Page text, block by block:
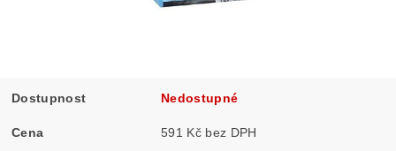
Dostupnost Nedostupné
Cena 591 Kč bez DPH